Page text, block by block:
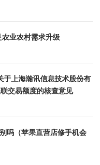
业农村需求升级
于上海瀚讯信息技术股份有
交易额度的核查意见
吗（苹果直营店修手机会